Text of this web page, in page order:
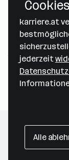
ICUnet
Hietzinger
1130 Wien—
Folgende
karriere.at
jederzeit
Alle